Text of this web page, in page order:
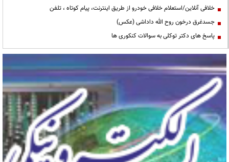
خلافی آنلاین/استعلام خلافی خودرو از طریق اینترنت، پیام کوتاه ، تلفن
جسدغرق درخون روح الله داداشی (عکس)
پاسخ های دکتر توکلی به سوالات کنکوری ها